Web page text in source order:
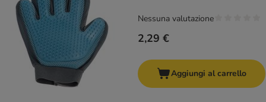
2,29 €
Nessuna valutazione
Aggiungi al carrello